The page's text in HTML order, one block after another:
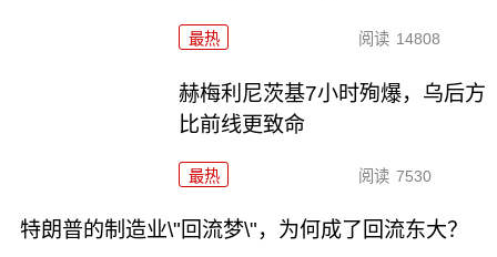
最热 阅读 14808
赫梅利尼茨基7小时殉爆，乌后方
比前线更致命
最热 阅读 7530
特朗普的制造业\"回流梦\"，为何成了回流东大？